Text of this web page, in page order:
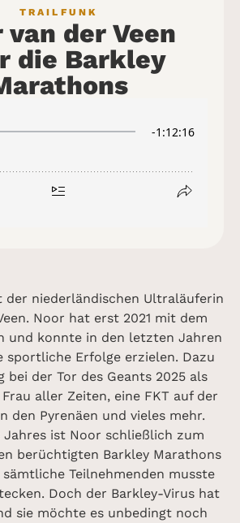
TRAILFUNK
van der Veen
die Barkley
der niederländischen Ultraläuferin
Noor hat erst 2021 mit dem
und konnte in den letzten Jahren
sportliche Erfolge erzielen. Dazu
bei der Tor des Geants 2025 als
aller Zeiten, eine FKT auf der
den Pyrenäen und vieles mehr.
Jahres ist Noor schließlich zum
berüchtigten Barkley Marathons
Teilnehmenden musste
Doch der Barkley-Virus hat
sie möchte es unbedingt noch